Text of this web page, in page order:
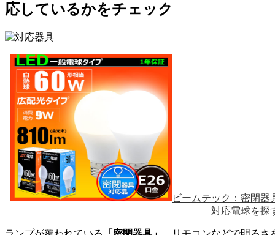
応しているかをチェック
ビームテック：密閉器
対応電球を探